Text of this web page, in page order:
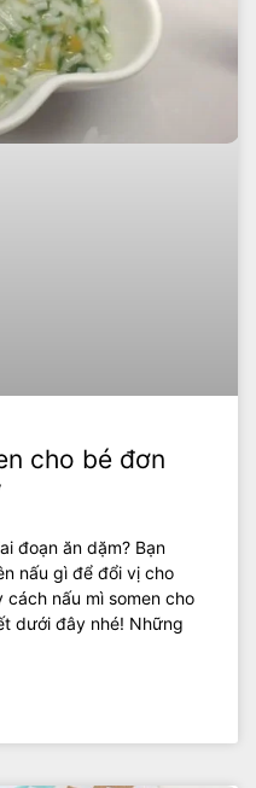
cho bé đơn
đoạn ăn dặm? Bạn
nấu gì để đổi vị cho
nấu mì somen cho
dưới đây nhé! Những